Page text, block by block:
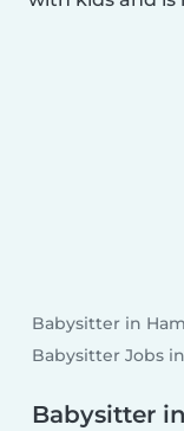
Babysitter in
Babysitter Jobs
Babysitter